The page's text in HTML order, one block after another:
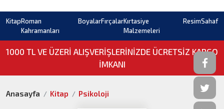
KitapRoman
Kahramanları
BoyalarFırçalarKırtasiye
Malzemeleri
ResimSahaf
1000 TL VE ÜZERI ALIŞVERIŞLERINIZDE ÜCRETSİZ KARGO
İMKANI
Anasayfa Kitap Psikoloji